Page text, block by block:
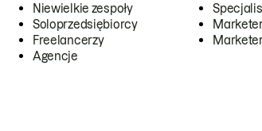
Niewielkie zespoły
Soloprzedsiębiorcy
Freelancerzy
Agencje